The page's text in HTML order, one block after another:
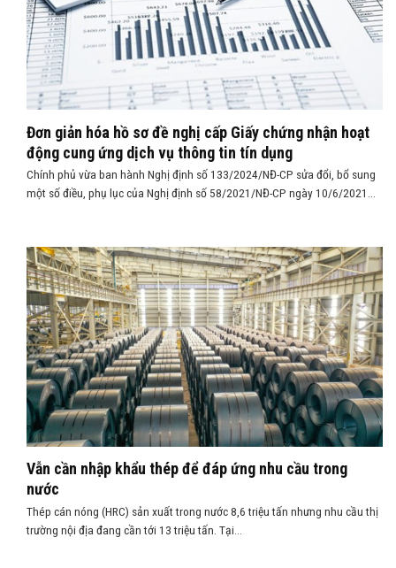
Đơn giản hóa hồ sơ đề nghị cấp Giấy chứng nhận hoạt
động cung ứng dịch vụ thông tin tín dụng
Chính phủ vừa ban hành Nghị định số 133/2024/NĐ-CP sửa đổi, bổ sung
một số điều, phụ lục của Nghị định số 58/2021/NĐ-CP ngày 10/6/2021...
Vẫn cần nhập khẩu thép để đáp ứng nhu cầu trong
nước
Thép cán nóng (HRC) sản xuất trong nước 8,6 triệu tấn nhưng nhu cầu thị
trường nội địa đang cần tới 13 triệu tấn. Tại...